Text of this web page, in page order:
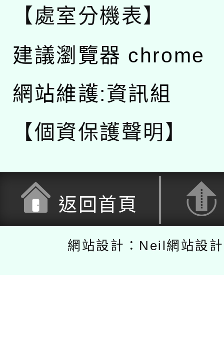
【處室分機表】
建議瀏覽器 chrome
網站維護:資訊組
【個資保護聲明】
返回首頁
網站設計：Neil網站設